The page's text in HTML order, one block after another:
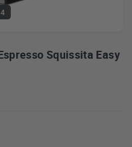
Squissita Easy